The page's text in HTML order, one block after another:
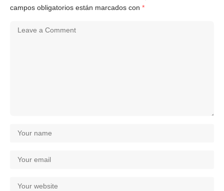
campos obligatorios están marcados con *